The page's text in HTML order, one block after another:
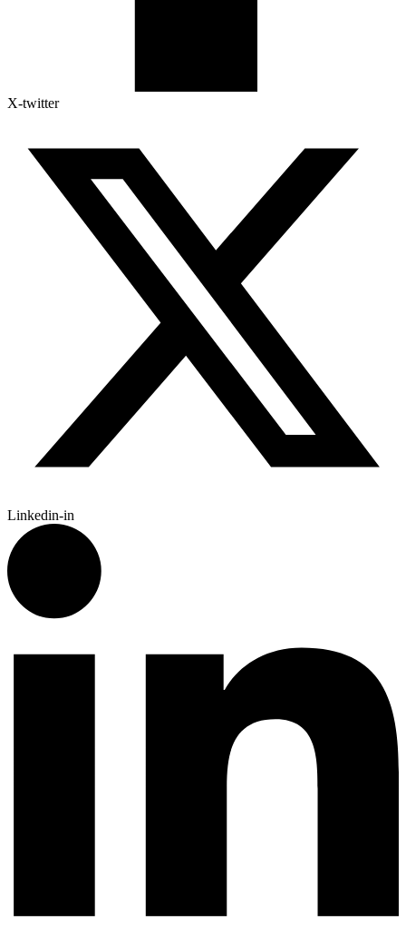
X-twitter
Linkedin-in